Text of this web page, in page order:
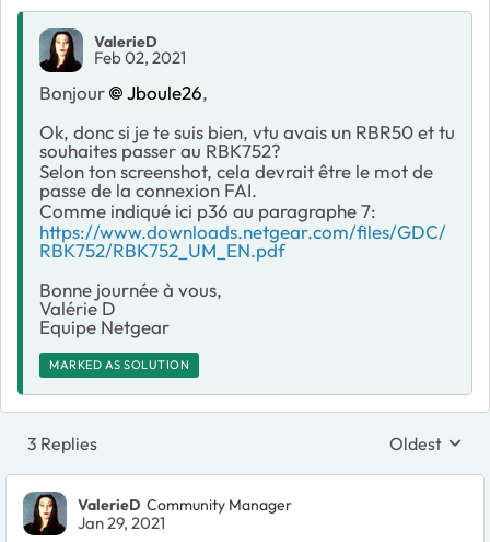
ValerieD
Feb 02, 2021
Bonjour Jboule26,
Ok, donc si je te suis bien, vtu avais un RBR50 et tu
souhaites passer au RBK752?
Selon ton screenshot, cela devrait être le mot de
passe de la connexion FAI.
Comme indiqué ici p36 au paragraphe 7:
https://www.downloads.netgear.com/files/GDC/
RBK752/RBK752_UM_EN.pdf
Bonne journée à vous,
Valérie D
Equipe Netgear
MARKED AS SOLUTION
3 Replies Replies
Oldest
ValerieD Community Manager
Jan 29, 2021